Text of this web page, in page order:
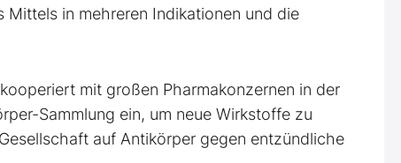
in mehreren Indikationen und die
mit großen Pharmakonzernen in der
Sammlung ein, um neue Wirkstoffe zu
auf Antikörper gegen entzündliche